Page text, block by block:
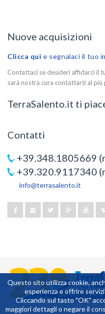
Nuove acquisizioni
Clicca qui e segnalaci il tuo
Contattaci se desideri affidarci il
sarà nostra cura contattarti al più
TerraSalento.it ti
Contatti
+39.348.1805669
+39.320.9117340
info@terrasalento.it
Questo sito utilizza cookie,
esperienza e offrire
Cliccando sul tasto "OK"
maggiori dettagli o negare il